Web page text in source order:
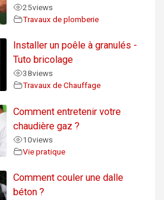
25views
Travaux de plomberie
Installer un poêle à granulés -
Tuto bricolage
38views
Travaux de Chauffage
Comment entretenir votre
chaudière gaz ?
10views
Vie pratique
Comment couler une dalle
béton ?